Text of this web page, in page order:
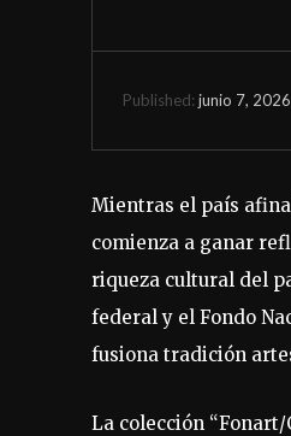
Published: junio 7, 2026
Mientras el país
comienza a ganar
riqueza cultural del
federal y el Fondo
fusiona tradición
La colección